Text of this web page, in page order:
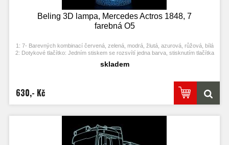
Beling 3D lampa, Mercedes Actros 1848, 7
farebná O5
1: 7- Barevných kombinací červená, zelená, modrá, žlutá, azurová, růžová, bílá
2: Dotykové tlačítko: Jedním stiskem se rozsvítí jedna barva, stisknutím tlačítka
3: Automaticky režim změny barvy. Stiskněte dotykové tlačítko na poslední
4: S napájecím adaptérem USB jej můžete připojit k domácí zásuvce nebo k
5: Úspora energie. Výkon: 0.012kw.h / 24 hodin, Životnost LED: 50000 hodin
skladem
630,- Kč